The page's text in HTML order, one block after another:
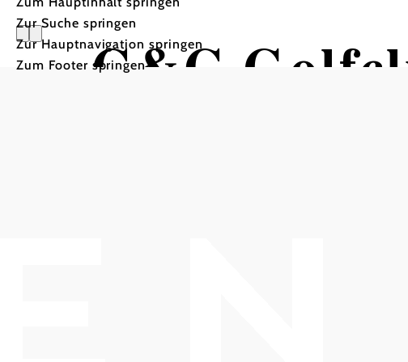
Zur Suche springen
Zur Hauptnavigation springen
Zum Footer springenC&C